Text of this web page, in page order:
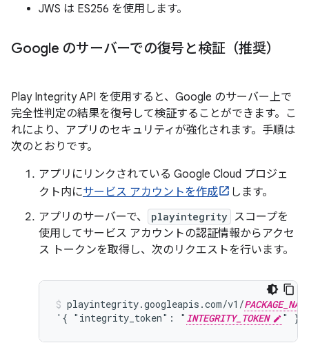
JWS は ES256 を使用します。
Google のサーバーでの復号と検証（推奨）
Play Integrity API を使用すると、Google のサーバー上で
完全性判定の結果を復号して検証することができます。こ
れにより、アプリのセキュリティが強化されます。手順は
次のとおりです。
アプリにリンクされている Google Cloud プロジェ
クト内にサービス アカウントを作成
します。
アプリのサーバーで、
playintegrity スコープを
使用してサービス アカウントの認証情報からアクセ
ス トークンを取得し、次のリクエストを行います。
playintegrity.googleapis.com/v1/
'{ "integrity_token": " INTEGRITY_TOKEN " }'